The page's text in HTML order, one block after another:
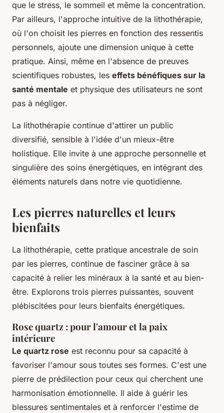
que le stress, le sommeil et même la concentration.
Par ailleurs, l'approche intuitive de la lithothérapie,
où l'on choisit les pierres en fonction des ressentis
personnels, ajoute une dimension unique à cette
pratique. Ainsi, même en l'absence de preuves
scientifiques robustes, les effets bénéfiques sur la
santé mentale et physique des utilisateurs ne sont
pas à négliger.
La lithothérapie continue d'attirer un public
diversifié, sensible à l'idée d'un mieux-être
holistique. Elle invite à une approche personnelle et
singulière des soins énergétiques, en intégrant des
éléments naturels dans notre vie quotidienne.
Les pierres naturelles et leurs
bienfaits
La lithothérapie, cette pratique ancestrale de soin
par les pierres, continue de fasciner grâce à sa
capacité à relier les minéraux à la santé et au bien-
être. Explorons trois pierres puissantes, souvent
plébiscitées pour leurs bienfaits énergétiques.
Rose quartz : pour l'amour et la paix
intérieure
Le quartz rose est reconnu pour sa capacité à
favoriser l'amour sous toutes ses formes. C'est une
pierre de prédilection pour ceux qui cherchent une
harmonisation émotionnelle. Il aide à guérir les
blessures sentimentales et à renforcer l'estime de